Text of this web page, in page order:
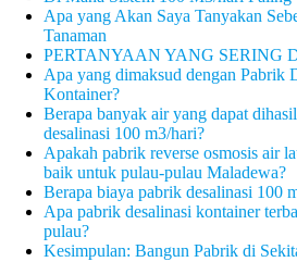
Apa yang Akan Saya Tanyakan
Tanaman
PERTANYAAN YANG SERING
Apa yang dimaksud dengan Pabrik
Kontainer?
Berapa banyak air yang dapat
desalinasi 100 m3/hari?
Apakah pabrik reverse osmosis air
baik untuk pulau-pulau Maladewa?
Berapa biaya pabrik desalinasi 100
Apa pabrik desalinasi kontainer
pulau?
Kesimpulan: Bangun Pabrik di